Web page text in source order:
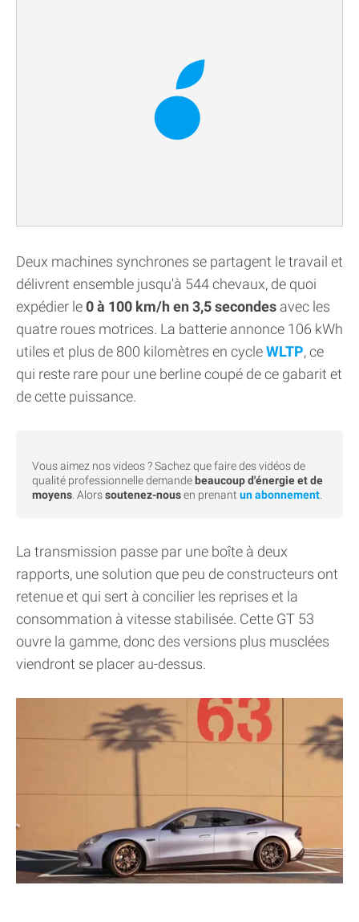
Deux machines synchrones se partagent le travail et
délivrent ensemble jusqu'à 544 chevaux, de quoi
expédier le0 à 100 km/h en 3,5 secondes avec les
quatre roues motrices. La batterie annonce 106 kWh
utiles et plus de 800 kilomètres en cycleWLTP, ce
qui reste rare pour une berline coupé de ce gabarit et
de cette puissance.
Vous aimez nos videos ? Sachez que faire des vidéos de
qualité professionnelle demande beaucoup d'énergie et de
moyens. Alorssoutenez-nousen prenant un abonnement.
La transmission passe par une boîte à deux
rapports, une solution que peu de constructeurs ont
retenue et qui sert à concilier les reprises et la
consommation à vitesse stabilisée. Cette GT 53
ouvre la gamme, donc des versions plus musclées
viendront se placer au-dessus.